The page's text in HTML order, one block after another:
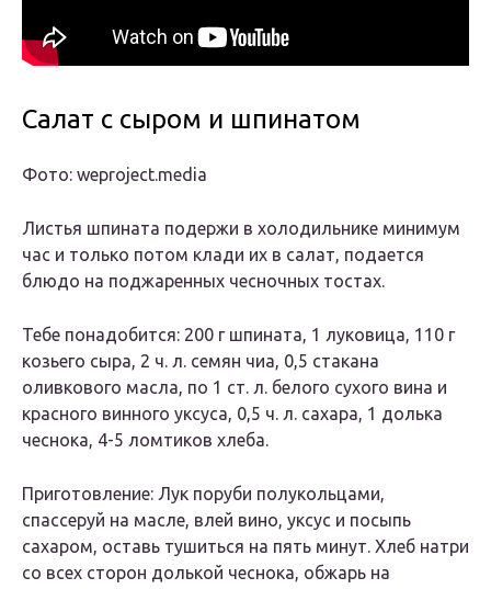
Салат с сыром и шпинатом
Фото: weproject.media
Листья шпината подержи в холодильнике минимум
час и только потом клади их в салат, подается
блюдо на поджаренных чесночных тостах.
Тебе понадобится: 200 г шпината, 1 луковица, 110 г
козьего сыра, 2 ч. л. семян чиа, 0,5 стакана
оливкового масла, по 1 ст. л. белого сухого вина и
красного винного уксуса, 0,5 ч. л. сахара, 1 долька
чеснока, 4-5 ломтиков хлеба.
Приготовление: Лук поруби полукольцами,
спассеруй на масле, влей вино, уксус и посыпь
сахаром, оставь тушиться на пять минут. Хлеб натри
со всех сторон долькой чеснока, обжарь на